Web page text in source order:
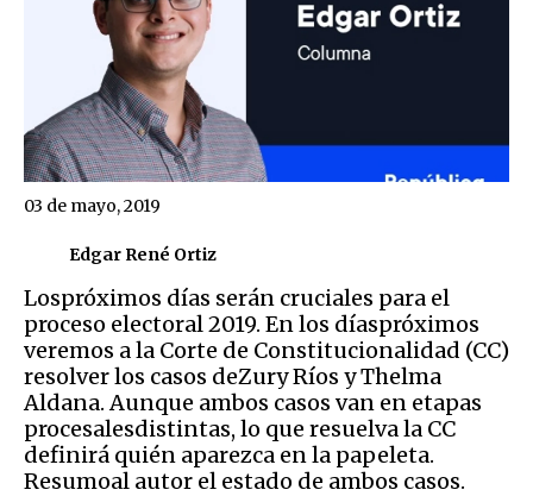
Edgar René Ortiz
03 de mayo, 2019
Lospróximos días serán cruciales para el
proceso electoral 2019. En los díaspróximos
veremos a la Corte de Constitucionalidad (CC)
resolver los casos deZury Ríos y Thelma
Aldana. Aunque ambos casos van en etapas
procesalesdistintas, lo que resuelva la CC
definirá quién aparezca en la papeleta.
Resumoal autor el estado de ambos casos.